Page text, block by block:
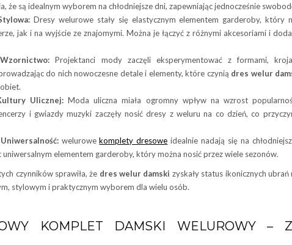
że są idealnym wyborem na chłodniejsze dni, zapewniając jednocześnie
Dresy welurowe stały się elastycznym elementem garderoby, który
jak i na wyjście ze znajomymi. Można je łączyć z różnymi akcesoriami i
Projektanci mody zaczęli eksperymentować z formami,
do nich nowoczesne detale i elementy, które czynią dres welur
Ulicznej: Moda uliczna miała ogromny wpływ na wzrost
i gwiazdy muzyki zaczęły nosić dresy z weluru na co dzień, co
welurowekomplety dresowe idealnie nadają się na
uniwersalnym elementem garderoby, który można nosić przez wiele sezonów.
czynników sprawiła, że dres welur damski zyskały status ikonicznych
stylowym i praktycznym wyborem dla wielu osób.
KOMPLET DAMSKI WELUROWY –